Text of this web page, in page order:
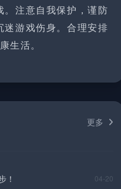
注意自我保护，谨防
游戏伤身。合理安排
生活。
更多
！ 04-20